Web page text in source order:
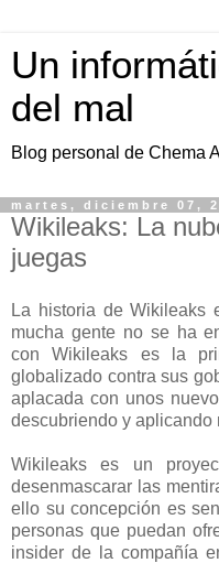
Un
del mal
Blog personal de Chema
martes, diciembre 07,
Wikileaks: La
juegas
La historia de Wikileaks
mucha gente no se ha
con Wikileaks es la
globalizado contra sus
aplacada con unos
descubriendo y aplicando
Wikileaks es un
desenmascarar las
ello su concepción es
personas que puedan
insider de la compañía